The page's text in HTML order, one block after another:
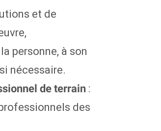
et de
personne, à son
nécessaire.
de terrain :
des